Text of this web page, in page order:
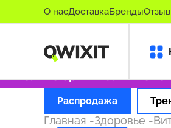
О насДоставкаБренды
Только оригинальные
Распродажа
Главная -Здоровье -